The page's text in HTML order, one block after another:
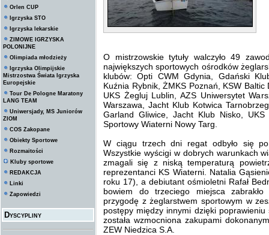
Orlen CUP
Igrzyska STO
Igrzyska lekarskie
ZIMOWE IGRZYSKA
POLONIJNE
Olimpiada młodzieży
Igrzyska Olimpijskie
Mistrzostwa Świata Igrzyska
Europejskie
Tour De Pologne Maratony
LANG TEAM
Uniwersjady, MS Juniorów
ZIOM
COS Zakopane
Obiekty Sportowe
Rozmaitości
Kluby sportowe
REDAKCJA
Linki
Zapowiedzi
Dyscypliny
O mistrzowskie tytuły walczyło 49
największych sportowych ośrodków
klubów: Opti CWM Gdynia, Gdański
Kuźnia Rybnik, ŻMKS Poznań, KSW
UKS Żegluj Lublin, AZS Uniwersytet
Warszawa, Jacht Klub Kotwica
Garland Gliwice, Jacht Klub Nisko,
Sportowy Wiaterni Nowy Targ.
W ciągu trzech dni regat odbyło się
Wszystkie wyścigi w dobrych warunkach
zmagali się z niską temperaturą
reprezentanci KS Wiaterni. Natalia
roku 17), a debiutant ośmioletni Rafał
bowiem do trzeciego miejsca zabrakło
przygodę z żeglarstwem sportowym w
postępy między innymi dzięki
została wzmocniona zakupami
ZEW Niedzica S.A.